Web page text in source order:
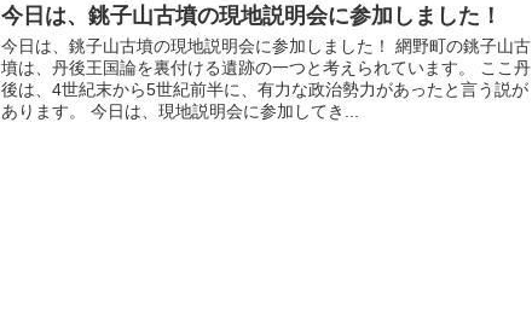
今日は、銚子山古墳の現地説明会に参加しました！
今日は、銚子山古墳の現地説明会に参加しました！ 網野町の銚子山古
墳は、丹後王国論を裏付ける遺跡の一つと考えられています。 ここ丹
後は、4世紀末から5世紀前半に、有力な政治勢力があったと言う説が
あります。 今日は、現地説明会に参加してき...